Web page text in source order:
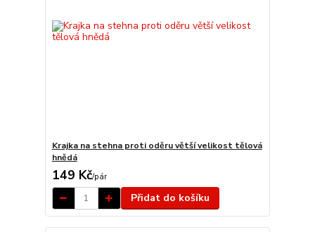
Krajka na stehna proti oděru větší velikost tělová
hnědá
149 Kč/pár
Přidat do košíku